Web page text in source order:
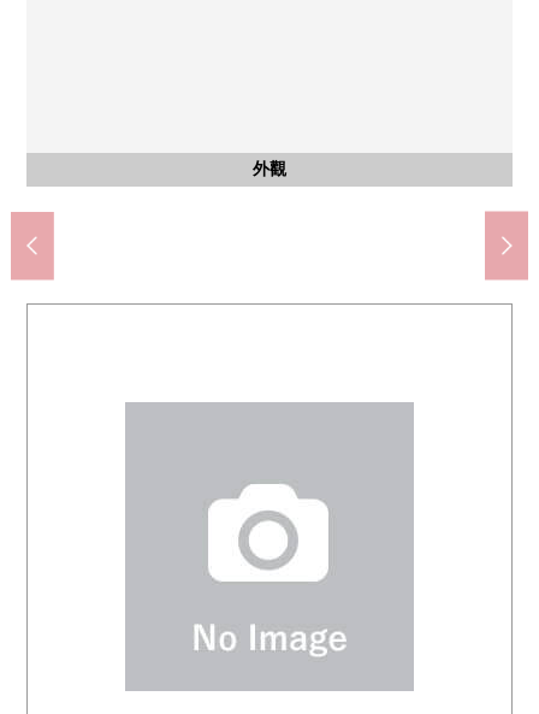
外觀
客廳
客廳
客廳
客廳
客廳
廚房
廁所
西式房間
陽台
風景
入口
入口路徑
入口
入口
停車場